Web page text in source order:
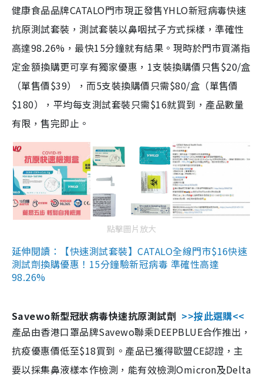
健康食品品牌CATALO門市現正發售YHLO新冠病毒快速
抗原測試套裝，測試套裝以鼻咽拭子方式採樣，準確性
高達98.26%，最快15分鐘就有結果。現時於門市買滿指
定金額換購更可享有獨家優惠，1支裝換購價只售$20/盒
（單售價$39），而5支裝換購價只需$80/盒（單售價
$180），平均每支測試套裝只需$16就買到，產品數量
有限，售完即止。
點擊圖片放大
延伸閱讀：【快速測試套裝】CATALO全線門市$16快速
測試劑換購優惠！15分鐘驗新冠病毒 準確性高達
98.26%
Savewo新型冠狀病毒快速抗原測試劑 >>按此選購<<
產品由香港口罩品牌Savewo聯乘DEEPBLUE合作推出，
抗疫優惠價低至$18買到。產品已獲得歐盟CE認證，主
要以採集鼻液樣本作檢測，能有效檢測Omicron及Delta